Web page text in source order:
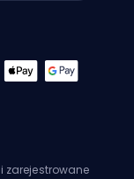
zarejestrowane